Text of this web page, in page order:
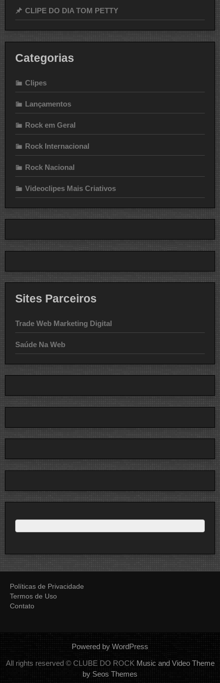
CLIPE DO DIA TOM PETTY
Categorias
Clipes
Lançamentos
Rock em Geral
Rock Internacional
Rock Nacional
Videoclipes Mais Criativos
Sites Parceiros
Trade Web Marketing Digital
Saúde Na Web
Políticas de Privacidade
Termos de Uso
Contato
Powered by WordPress
All rights reserved © CLUBE DO ROCK Music and Video Theme
by Seos Themes